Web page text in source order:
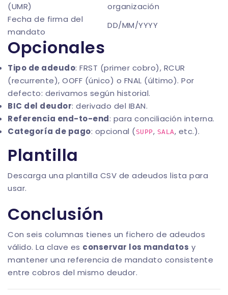
(UMR)
organización
Fecha de firma del
mandato
DD/MM/YYYY
Opcionales
Tipo de adeudo: FRST (primer cobro), RCUR
(recurrente), OOFF (único) o FNAL (último). Por
defecto: derivamos según historial.
BIC del deudor: derivado del IBAN.
Referencia end-to-end: para conciliación interna.
Categoría de pago: opcional (SUPP, SALA, etc.).
Plantilla
Descarga una plantilla CSV de adeudos lista para
usar.
Conclusión
Con seis columnas tienes un fichero de adeudos
válido. La clave es conservar los mandatos y
mantener una referencia de mandato consistente
entre cobros del mismo deudor.